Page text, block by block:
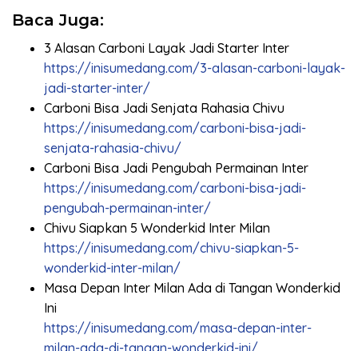
Baca Juga:
3 Alasan Carboni Layak Jadi Starter Inter
https://inisumedang.com/3-alasan-carboni-layak-
jadi-starter-inter/
Carboni Bisa Jadi Senjata Rahasia Chivu
https://inisumedang.com/carboni-bisa-jadi-
senjata-rahasia-chivu/
Carboni Bisa Jadi Pengubah Permainan Inter
https://inisumedang.com/carboni-bisa-jadi-
pengubah-permainan-inter/
Chivu Siapkan 5 Wonderkid Inter Milan
https://inisumedang.com/chivu-siapkan-5-
wonderkid-inter-milan/
Masa Depan Inter Milan Ada di Tangan Wonderkid
Ini
https://inisumedang.com/masa-depan-inter-